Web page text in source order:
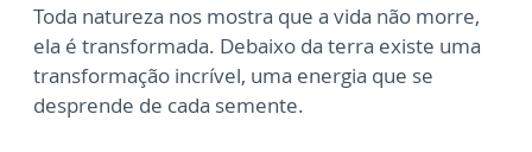
Toda natureza nos mostra que a vida não morre,
ela é transformada. Debaixo da terra existe uma
transformação incrível, uma energia que se
desprende de cada semente.